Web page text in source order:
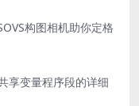
构图相机助你定格
享变量程序段的详细